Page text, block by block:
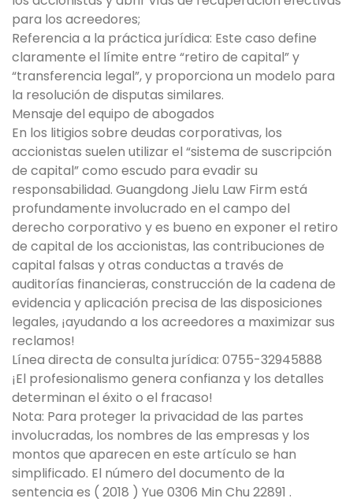
para los acreedores;
Referencia a la práctica jurídica: Este caso define
claramente el límite entre “retiro de capital” y
“transferencia legal”, y proporciona un modelo para
la resolución de disputas similares.
Mensaje del equipo de abogados
En los litigios sobre deudas corporativas, los
accionistas suelen utilizar el “sistema de suscripción
de capital” como escudo para evadir su
responsabilidad. Guangdong Jielu Law Firm está
profundamente involucrado en el campo del
derecho corporativo y es bueno en exponer el retiro
de capital de los accionistas, las contribuciones de
capital falsas y otras conductas a través de
auditorías financieras, construcción de la cadena de
evidencia y aplicación precisa de las disposiciones
legales, ¡ayudando a los acreedores a maximizar sus
reclamos!
Línea directa de consulta jurídica: 0755-32945888
¡El profesionalismo genera confianza y los detalles
determinan el éxito o el fracaso!
Nota: Para proteger la privacidad de las partes
involucradas, los nombres de las empresas y los
montos que aparecen en este artículo se han
simplificado. El número del documento de la
sentencia es ( 2018 ) Yue 0306 Min Chu 22891 .